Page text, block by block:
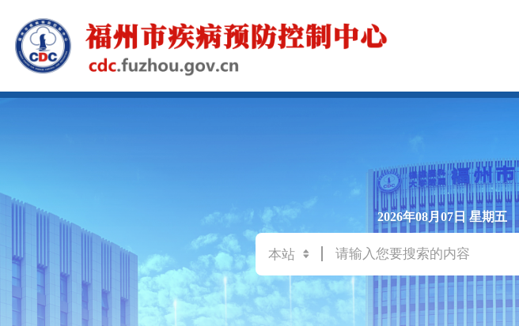
2026年08月07日 星期五